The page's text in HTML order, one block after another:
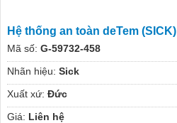
Hệ thống an toàn deTem (SICK)
Mã số: G-59732-458
Nhãn hiệu: Sick
Xuất xứ: Đức
Giá: Liên hệ